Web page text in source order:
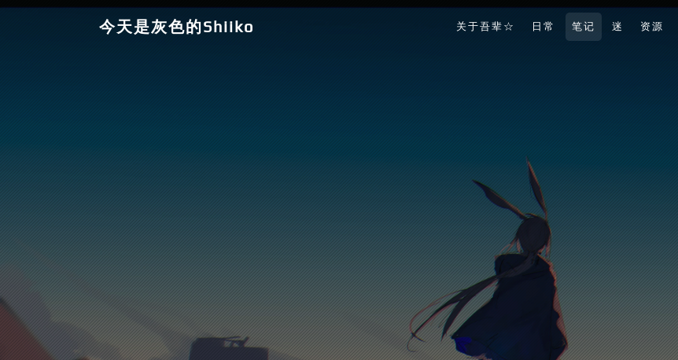
今天是灰色的Shiiko 关于吾辈☆ 日常 笔记 迷 资源